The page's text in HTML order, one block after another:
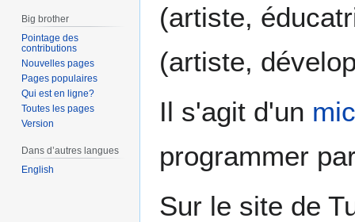
(artiste,
(artiste,
Il s'agit d'un
programmer
Sur le site de
Big brother
Pointage des
contributions
Nouvelles pages
Pages populaires
Qui est en ligne?
Toutes les pages
Version
Dans d’autres langues
English